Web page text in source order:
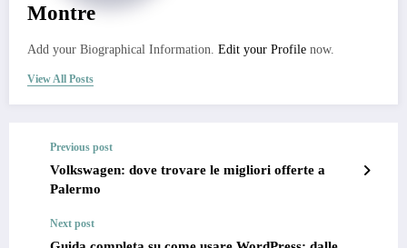
Montre
Add your Biographical Information. Edit your Profile now.
View All Posts
Previous post
Volkswagen: dove trovare le migliori offerte a
Palermo
Next post